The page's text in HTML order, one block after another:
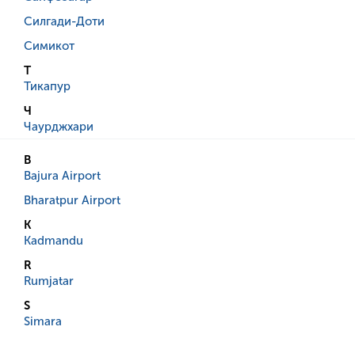
Силгади-Доти
Симикот
Т
Тикапур
Ч
Чаурджхари
B
Bajura Airport
Bharatpur Airport
K
Kadmandu
R
Rumjatar
S
Simara